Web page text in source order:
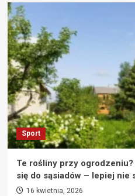
Sport
Te rośliny przy
się do sąsiadów – lepiej nie
16 kwietnia, 2026